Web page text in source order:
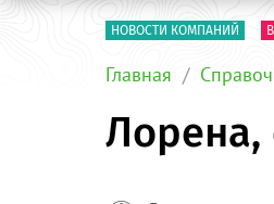
НОВОСТИ КОМПАНИЙ
Главная
Лорена,